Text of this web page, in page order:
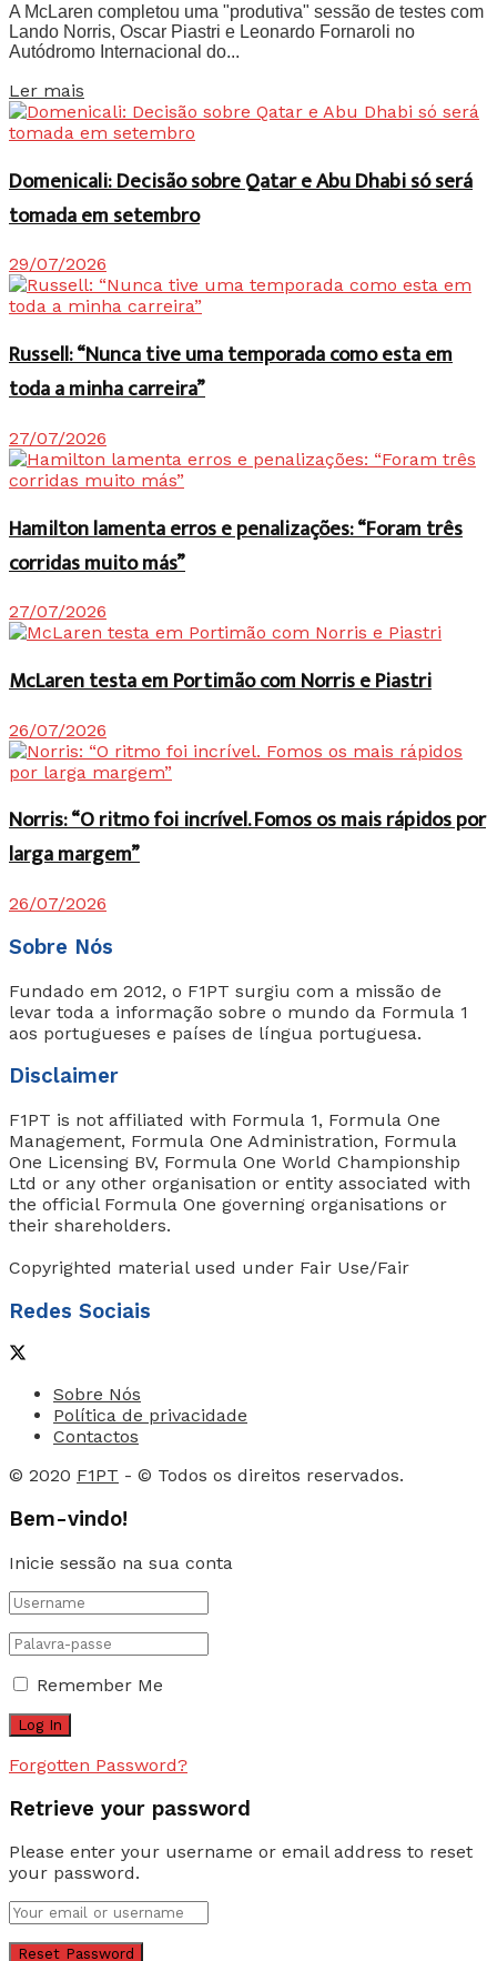
A McLaren completou uma "produtiva" sessão de testes com
Lando Norris, Oscar Piastri e Leonardo Fornaroli no
Autódromo Internacional do...
Ler mais
Domenicali: Decisão sobre Qatar e Abu Dhabi só será
tomada em setembro
29/07/2026
Russell: “Nunca tive uma temporada como esta em
toda a minha carreira”
27/07/2026
Hamilton lamenta erros e penalizações: “Foram três
corridas muito más”
27/07/2026
McLaren testa em Portimão com Norris e Piastri
26/07/2026
Norris: “O ritmo foi incrível. Fomos os mais rápidos por
larga margem”
26/07/2026
Sobre Nós
Fundado em 2012, o F1PT surgiu com a missão de
levar toda a informação sobre o mundo da Formula 1
aos portugueses e países de língua portuguesa.
Disclaimer
F1PT is not affiliated with Formula 1, Formula One
Management, Formula One Administration, Formula
One Licensing BV, Formula One World Championship
Ltd or any other organisation or entity associated with
the official Formula One governing organisations or
their shareholders.
Copyrighted material used under Fair Use/Fair
Redes Sociais
Sobre Nós
Política de privacidade
Contactos
© 2020 F1PT - © Todos os direitos reservados.
Bem-vindo!
Inicie sessão na sua conta
Remember Me
Forgotten Password?
Retrieve your password
Please enter your username or email address to reset
your password.